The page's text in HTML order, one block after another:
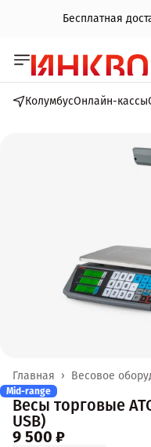
Бесплатная
КолумбусОнлайн-кассы
Весовое
Главная ›
Mid-range
Весы торговые
USB)
9 500 ₽